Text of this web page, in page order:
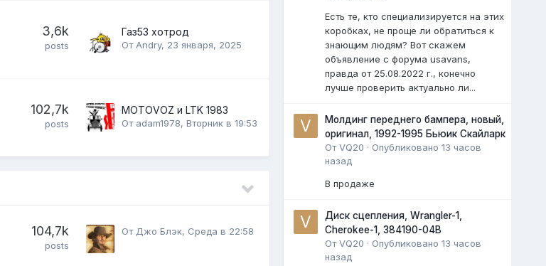
3,6k
posts
Газ53 хотрод
От Andry, 23 января, 2025
102,7k
posts
MOTOVOZ и LTK 1983
От adam1978, Вторник в 19:53
104,7k
posts
От Джо Блэк, Среда в 22:58
Есть те, кто специализируется на этих
коробках, не проще ли обратиться к
знающим людям? Вот скажем
объявление с форума usavans,
правда от 25.08.2022 г., конечно
лучше проверить актуально ли...
Молдинг переднего бампера, новый,
оригинал, 1992-1995 Бьюик Скайларк
ОтVQ20 · Опубликовано 13 часов
назад
В продаже
Диск сцепления, Wrangler-1,
Cherokee-1, 384190-04B
ОтVQ20 · Опубликовано 13 часов
назад